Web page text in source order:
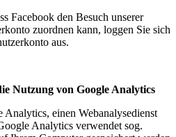
Facebook den Besuch unserer
zuordnen kann, loggen Sie sich
aus.
Nutzung von Google Analytics
Analytics, einen Webanalysedienst
Analytics verwendet sog.